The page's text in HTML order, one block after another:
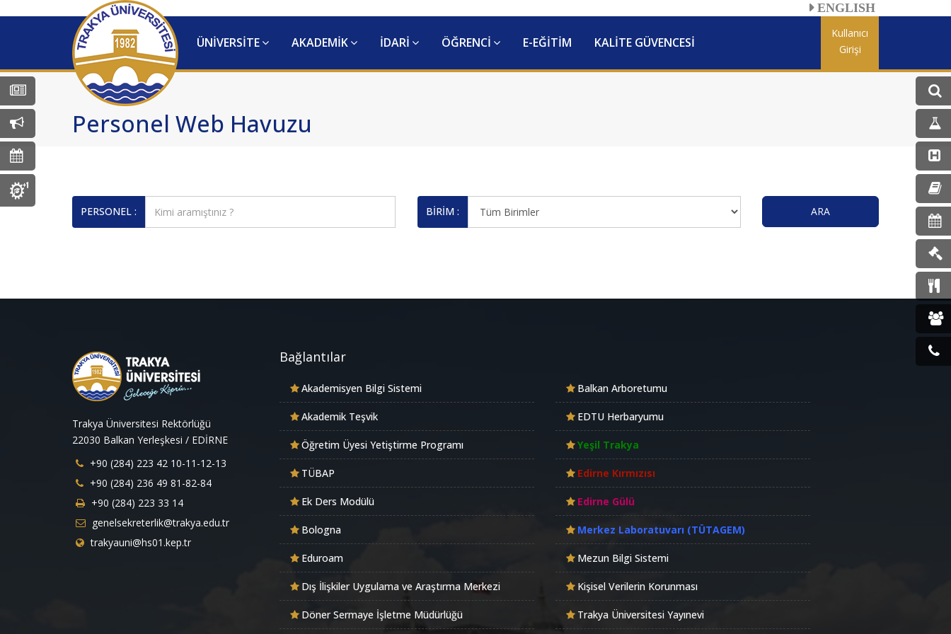
ENGLISH
ÜNİVERSİTE AKADEMİK İDARİ ÖĞRENCİ E-EĞİTİM KALİTE GÜVENCESİ
Kullanıcı
Girişi
Tüm Haberler
Tüm DuyurularPersonel Web Havuzu
PERSONEL : BİRİM : ARA
Trakya Üniversitesi Rektörlüğü
22030 Balkan Yerleşkesi / EDİRNE
+90 (284) 223 42 10-11-12-13
+90 (284) 236 49 81-82-84
+90 (284) 223 33 14
genelsekreterlik@trakya.edu.tr
trakyauni@hs01.kep.tr
Bağlantılar
Akademisyen Bilgi Sistemi
Akademik Teşvik
Öğretim Üyesi Yetiştirme Programı
TÜBAP
Ek Ders Modülü
Bologna
Eduroam
Dış İlişkiler Uygulama ve Araştırma Merkezi
Döner Sermaye İşletme Müdürlüğü
Balkan Arboretumu
EDTU Herbaryumu
Yeşil Trakya
Edirne Kırmızısı
Edirne Gülü
Merkez Laboratuvarı (TÜTAGEM)
Mezun Bilgi Sistemi
Kişisel Verilerin Korunması
Trakya Üniversitesi Yayınevi